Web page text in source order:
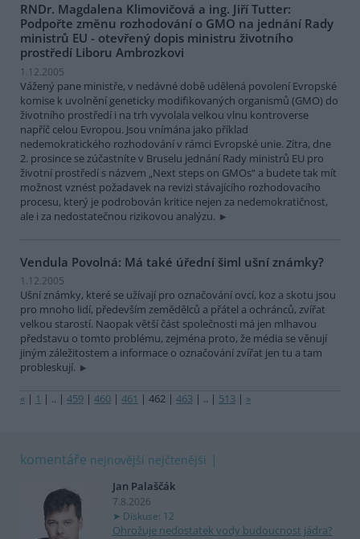
RNDr. Magdalena Klimovičová a ing. Jiří Tutter:
Podpořte změnu rozhodování o GMO na jednání Rady
ministrů EU - otevřený dopis ministru životního
prostředí Liboru Ambrozkovi
1.12.2005
Vážený pane ministře, v nedávné době udělená povolení Evropské
komise k uvolnění geneticky modifikovaných organismů (GMO) do
životního prostředí i na trh vyvolala velkou vlnu kontroverse
napříč celou Evropou. Jsou vnímána jako příklad
nedemokratického rozhodování v rámci Evropské unie. Zítra, dne
2. prosince se zúčastníte v Bruselu jednání Rady ministrů EU pro
životní prostředí s názvem „Next steps on GMOs“ a budete tak mít
možnost vznést požadavek na revizi stávajícího rozhodovacího
procesu, který je podrobován kritice nejen za nedemokratičnost,
ale i za nedostatečnou rizikovou analýzu.
Vendula Povolná: Má také úřední šiml ušní známky?
1.12.2005
Ušní známky, které se užívají pro označování ovcí, koz a skotu jsou
pro mnoho lidí, především zemědělců a přátel a ochránců, zvířat
velkou starostí. Naopak větší část společnosti má jen mlhavou
představu o tomto problému, zejména proto, že média se věnují
jiným záležitostem a informace o označování zvířat jen tu a tam
probleskují.
« | 1 | .. | 459 | 460 | 461 | 462 | 463 | .. | 513 | »
komentáře nejnovější nejčtenější
Jan Palaščák
7.8.2026
Diskuse: 12
Ohrožuje nedostatek vody budoucnost jádra?